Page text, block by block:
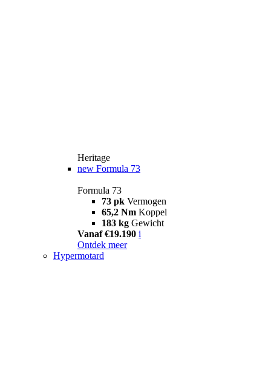
Heritage
new Formula 73
Formula 73
73 pk Vermogen
65,2 Nm Koppel
183 kg Gewicht
Vanaf €19.190 i
Ontdek meer
Hypermotard